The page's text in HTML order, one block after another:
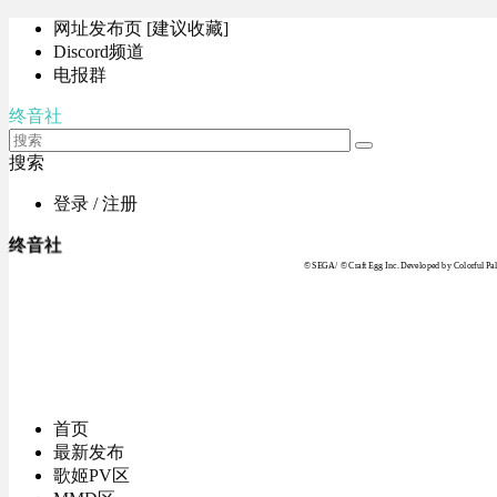
网址发布页 [建议收藏]
Discord频道
电报群
终音社
搜索
登录 / 注册
终音社
© SEGA / © Craft Egg Inc. Developed by Colorful
首页
最新发布
歌姬PV区